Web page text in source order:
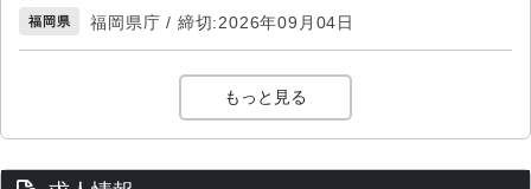
福岡県 福岡県庁 / 締切:2026年09月04日
もっと見る